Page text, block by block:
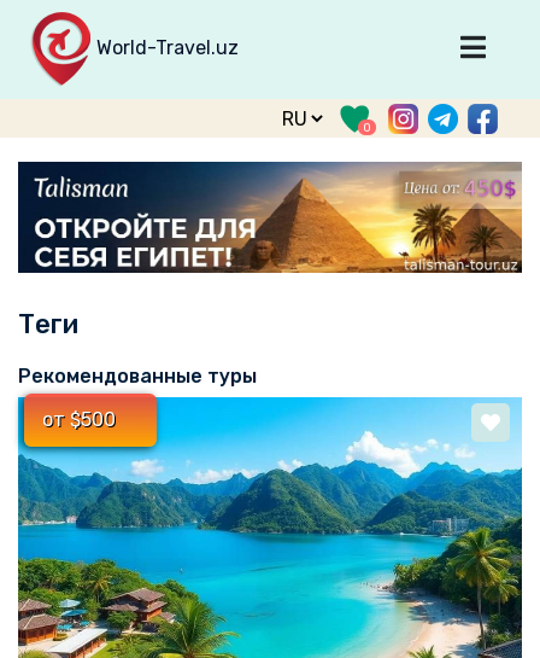
World-Travel.uz
Главная
Направления
Туры
Тур. фирмы
Войти
Зарегистрироваться
support@world-travel.uz
0
Теги
Рекомендованные туры
от $500